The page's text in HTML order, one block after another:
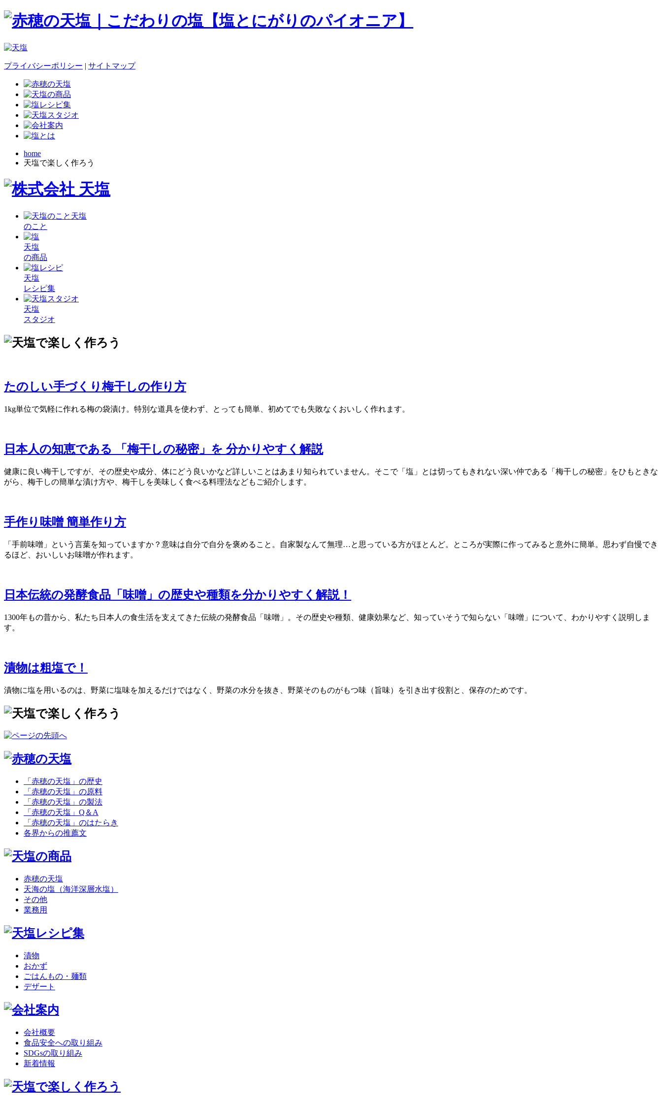
プライバシーポリシー | サイトマップ
home
天塩で楽しく作ろう
天塩
のこと
天塩
の商品
天塩
レシピ集
天塩
スタジオ
たのしい手づくり梅干しの作り方
1kg単位で気軽に作れる梅の袋漬け。特別な道具を使わず、とっても簡単、初めてでも失敗なくおいしく作れます。
日本人の知恵である 「梅干しの秘密」を 分かりやすく解説
健康に良い梅干しですが、その歴史や成分、体にどう良いかなど詳しいことはあまり知られていません。そこで「塩」とは切ってもきれない深い仲である「梅干しの秘密」をひもときな
がら、梅干しの簡単な漬け方や、梅干しを美味しく食べる料理法などもご紹介します。
手作り味噌 簡単作り方
「手前味噌」という言葉を知っていますか？意味は自分で自分を褒めること。自家製なんて無理…と思っている方がほとんど。ところが実際に作ってみると意外に簡単。思わず自慢でき
るほど、おいしいお味噌が作れます。
日本伝統の発酵食品「味噌」の歴史や種類を分かりやすく解説！
1300年もの昔から、私たち日本人の食生活を支えてきた伝統の発酵食品「味噌」。その歴史や種類、健康効果など、知っていそうで知らない「味噌」について、わかりやすく説明しま
す。
漬物は粗塩で！
漬物に塩を用いるのは、野菜に塩味を加えるだけではなく、野菜の水分を抜き、野菜そのものがもつ味（旨味）を引き出す役割と、保存のためです。
「赤穂の天塩」の歴史
「赤穂の天塩」の原料
「赤穂の天塩」の製法
「赤穂の天塩」Q＆A
「赤穂の天塩」のはたらき
各界からの推薦文
赤穂の天塩
天海の塩（海洋深層水塩）
その他
業務用
漬物
おかず
ごはんもの・麺類
デザート
会社概要
食品安全への取り組み
SDGsの取り組み
新着情報